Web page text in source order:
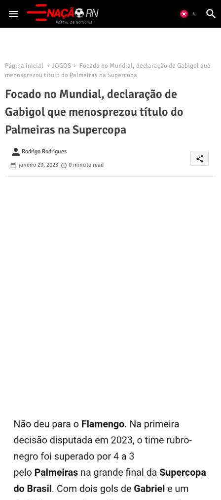
Página inicial JOGOS
Focado no Mundial, declaração de Gabigol que
menosprezou título do Palmeiras na Supercopa
Focado no Mundial, declaração de
Gabigol que menosprezou título do
Palmeiras na Supercopa
person Rodrigo Rodrigues
janeiro 29, 2023
0 minute read
share